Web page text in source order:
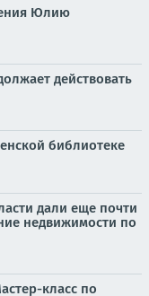
Юлию
действовать
библиотеке
дали еще почти
недвижимости по
класс по